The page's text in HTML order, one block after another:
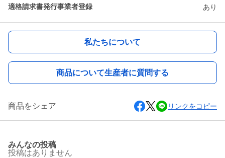
適格請求書発行事業者登録 あり
私たちについて
商品について生産者に質問する
商品をシェア リンクをコピー
みんなの投稿
投稿はありません